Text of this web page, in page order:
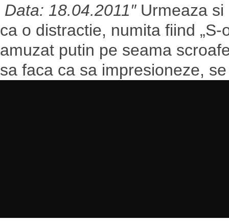
Data: 18.04.2011″Urmeaza si
ca o distractie, numita fiind
amuzat putin pe seama
sa faca ca sa impresioneze,